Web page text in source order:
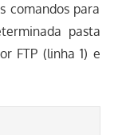
comandos para
pasta
FTP (linha 1) e